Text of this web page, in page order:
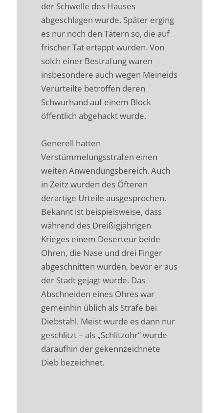
der Schwelle des Hauses
abgeschlagen wurde. Später erging
es nur noch den Tätern so, die auf
frischer Tat ertappt wurden. Von
solch einer Bestrafung waren
insbesondere auch wegen Meineids
Verurteilte betroffen deren
Schwurhand auf einem Block
öffentlich abgehackt wurde.
Generell hatten
Verstümmelungsstrafen einen
weiten Anwendungsbereich. Auch
in Zeitz wurden des Öfteren
derartige Urteile ausgesprochen.
Bekannt ist beispielsweise, dass
während des Dreißigjährigen
Krieges einem Deserteur beide
Ohren, die Nase und drei Finger
abgeschnitten wurden, bevor er aus
der Stadt gejagt wurde. Das
Abschneiden eines Ohres war
gemeinhin üblich als Strafe bei
Diebstahl. Meist wurde es dann nur
geschlitzt – als „Schlitzohr“ wurde
daraufhin der gekennzeichnete
Dieb bezeichnet.